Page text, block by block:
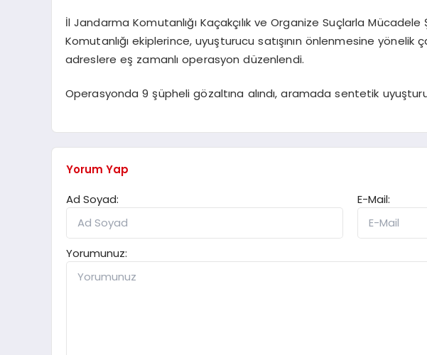
İl Jandarma Komutanlığı Kaçakçılık ve Organize Suçlarla
Komutanlığı ekiplerince, uyuşturucu satışının önlenmesine yönelik
adreslere eş zamanlı operasyon düzenlendi.
Operasyonda 9 şüpheli gözaltına alındı, aramada sentetik
Yorum Yap
Ad Soyad:
E-Mail:
Yorumunuz: